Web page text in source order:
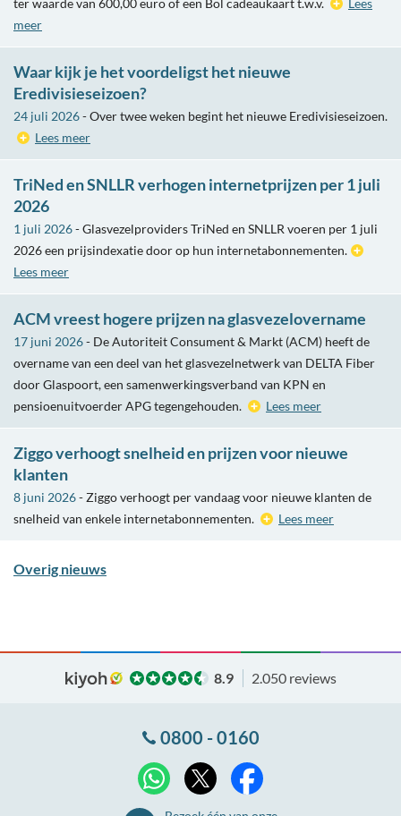
ter waarde van 600,00 euro of een Bol cadeaukaart t.w.v.
Lees
meer
Waar kijk je het voordeligst het nieuwe
Eredivisieseizoen?
24 juli 2026- Over twee weken begint het nieuwe Eredivisieseizoen.
Lees meer
TriNed en SNLLR verhogen internetprijzen per 1 juli
2026
1 juli 2026- Glasvezelproviders TriNed en SNLLR voeren per 1 juli
2026 een prijsindexatie door op hun internetabonnementen.
Lees meer
ACM vreest hogere prijzen na glasvezelovername
17 juni 2026- De Autoriteit Consument & Markt (ACM) heeft de
overname van een deel van het glasvezelnetwerk van DELTA Fiber
door Glaspoort, een samenwerkingsverband van KPN en
pensioenuitvoerder APG tegengehouden.
Lees meer
Ziggo verhoogt snelheid en prijzen voor nieuwe
klanten
8 juni 2026- Ziggo verhoogt per vandaag voor nieuwe klanten de
snelheid van enkele internetabonnementen.
Lees meer
Overig nieuws
8.9 2.050 reviews
0800 - 0160
WhatsApp